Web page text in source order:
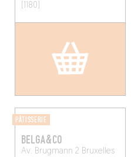
(1180)
PÂTISSERIE
BELGA&CO
Av. Brugmann 2 Bruxelles